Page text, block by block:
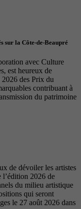
sur la Côte-de-Beaupré
avec Culture
est heureux de
2026 des Prix du
contribuant à
du patrimoine
de dévoiler les artistes
l’édition 2026 de
du milieu artistique
qui seront
le 27 août 2026 dans